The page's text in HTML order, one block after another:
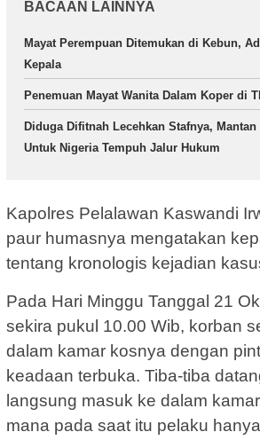
BACAAN LAINNYA
Mayat Perempuan Ditemukan di Kebun,
Kepala
Penemuan Mayat Wanita Dalam Koper di
Diduga Difitnah Lecehkan Stafnya,
Untuk Nigeria Tempuh Jalur Hukum
Kapolres Pelalawan Kaswandi
paur humasnya mengatakan
tentang kronologis kejadian
Pada Hari Minggu Tanggal 21
sekira pukul 10.00 Wib, korban
dalam kamar kosnya dengan
keadaan terbuka. Tiba-tiba
langsung masuk ke dalam
mana pada saat itu pelaku